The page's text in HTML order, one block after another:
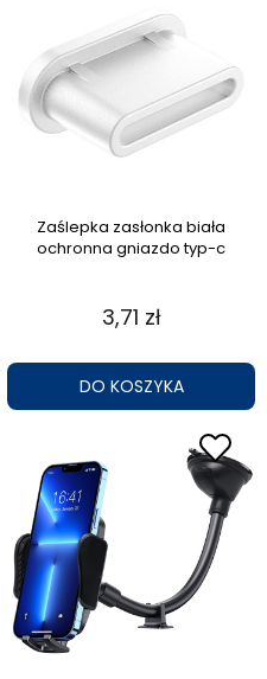
Zaślepka zasłonka biała
ochronna gniazdo typ-c
3,71 zł
DO KOSZYKA